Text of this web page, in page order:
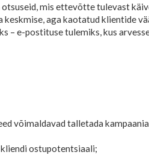
mis ettevõtte tulevast
aga kaotatud klientide
– e-postituse tulemiks, kus
võimaldavad talletada
ostupotentsiaali;